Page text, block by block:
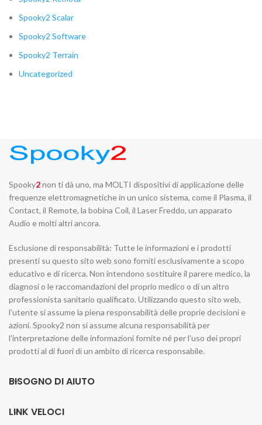
Spooky2 Scalar
Spooky2 Software
Spooky2 Terrain
Uncategorized
Spooky2non ti dà uno, ma MOLTI dispositivi di applicazione delle
frequenze elettromagnetiche in un unico sistema, come il Plasma, il
Contact, il Remote, la bobina Coil, il Laser Freddo, un apparato
Audio e molti altri ancora.
Esclusione di responsabilità: Tutte le informazioni e i prodotti
presenti su questo sito web sono forniti esclusivamente a scopo
educativo e di ricerca. Non intendono sostituire il parere medico, la
diagnosi o le raccomandazioni del proprio medico o di un altro
professionista sanitario qualificato. Utilizzando questo sito web,
l’utente si assume la piena responsabilità delle proprie decisioni e
azioni. Spooky2 non si assume alcuna responsabilità per
l’interpretazione delle informazioni fornite né per l’uso dei propri
prodotti al di fuori di un ambito di ricerca responsabile.
BISOGNO DI AIUTO
LINK VELOCI